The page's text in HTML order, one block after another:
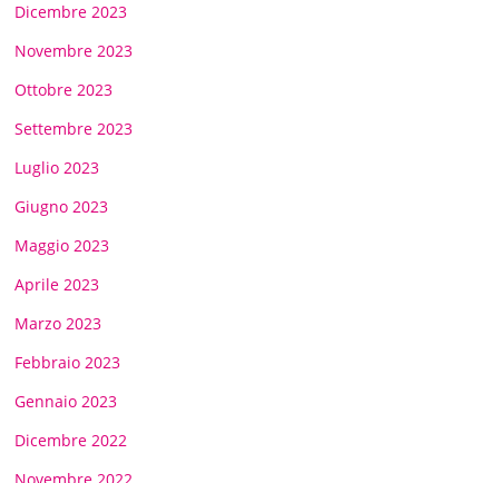
Dicembre 2023
Novembre 2023
Ottobre 2023
Settembre 2023
Luglio 2023
Giugno 2023
Maggio 2023
Aprile 2023
Marzo 2023
Febbraio 2023
Gennaio 2023
Dicembre 2022